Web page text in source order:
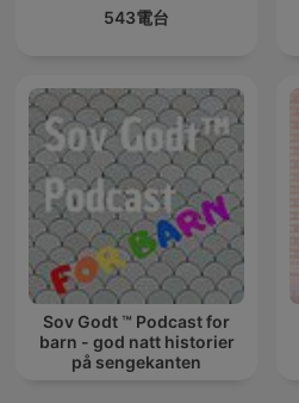
543電台
Sov Godt ™ Podcast for
barn - god natt historier
på sengekanten